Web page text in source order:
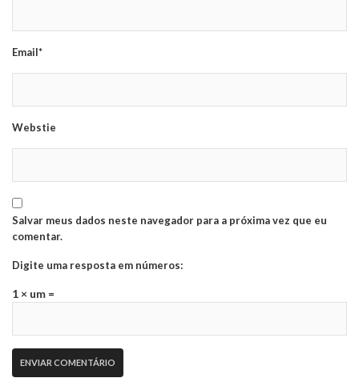
Email*
Webstie
Salvar meus dados neste navegador para a próxima vez que eu
comentar.
Digite uma resposta em números:
1 × um =